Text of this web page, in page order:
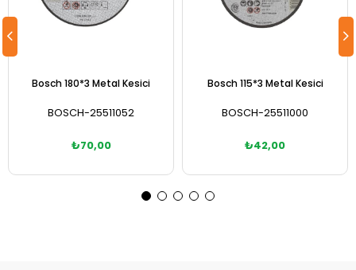
Bosch 180*3 Metal Kesici
BOSCH-25511052
₺70,00
Bosch 115*3 Metal Kesici
BOSCH-25511000
₺42,00